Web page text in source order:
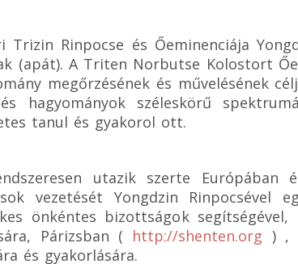
Trizin Rinpocse és Őeminenciája
(apát). A Triten Norbutse Kolostort
megőrzésének és művelésének
hagyományok széleskörű
tanul és gyakorol ott.
utazik szerte
vezetését Yongdzin Rinpocsével
önkéntes bizottságok
Párizsban ( http://shenten.org ) ,
és gyakorlására.